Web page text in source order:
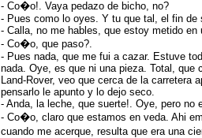
- Co�o!. Vaya pedazo de bicho, no?
- Pues como lo oyes. Y tu que tal, el fin de
- Calla, no me hables, que estoy metido en
- Co�o, que paso?.
- Pues nada, que me fui a cazar. Estuve
nada. Oye, es que ni una pieza. Total, que
Land-Rover, veo que cerca de la carretera
pensarlo le apunto y lo dejo seco.
- Anda, la leche, que suerte!. Oye, pero no
- Co�o, claro que estamos en veda. Ahi
cuando me acerque, resulta que era una